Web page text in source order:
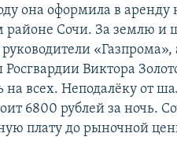
она оформила в аренду
районе Сочи. За землю и
Виктора
на всех. Неподалёку от
6800 рублей за ночь.
плату до рыночной